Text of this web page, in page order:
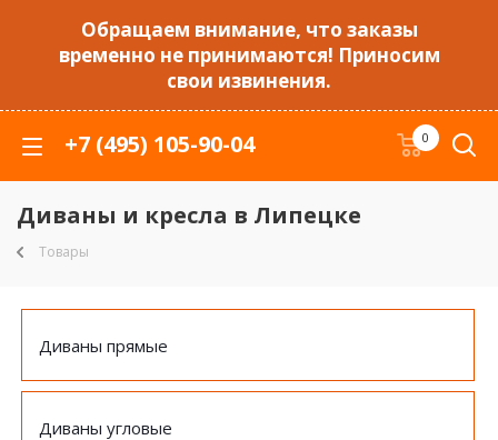
Обращаем внимание, что заказы
временно не принимаются! Приносим
свои извинения.
+7 (495) 105-90-04 0
Диваны и кресла в Липецке
Товары
Диваны прямые
Диваны угловые